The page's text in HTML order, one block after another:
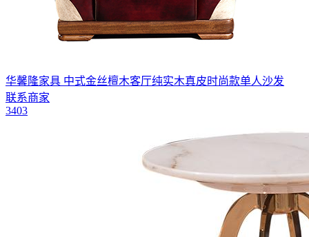
华馨隆家具 中式金丝檀木客厅纯实木真皮时尚款单人沙发
联系商家
3403